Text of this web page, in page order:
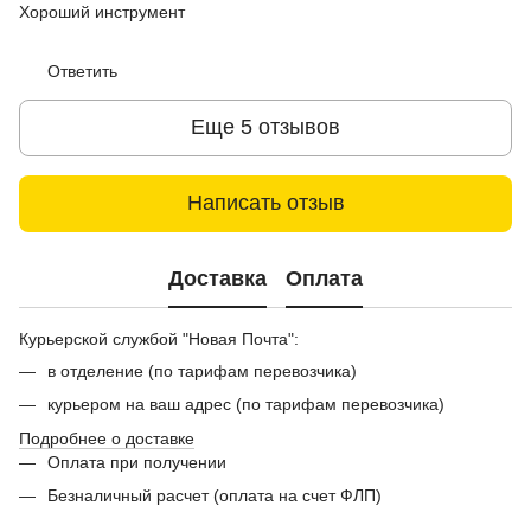
Хороший инструмент
Ответить
Еще 5 отзывов
Написать отзыв
Доставка Оплата
Курьерской службой "Новая Почта":
в отделение (по тарифам перевозчика)
курьером на ваш адрес (по тарифам перевозчика)
Подробнее о доставке
Оплата при получении
Безналичный расчет (оплата на счет ФЛП)